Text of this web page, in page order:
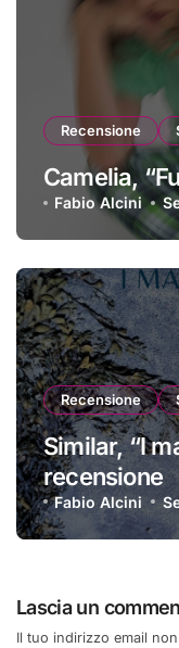
Recensione
Camelia,
Fabio Alcini
Recensione
Similar, “I
recensione
Fabio Alcini
Lascia un
Il tuo indirizzo email